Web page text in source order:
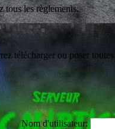
tous les règlements.
télécharger ou poser
Nom d'utilisateur: